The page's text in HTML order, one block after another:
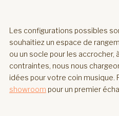
Les configurations possibles
souhaitiez un espace de
ou un socle pour les accrocher,
contraintes, nous nous
idées pour votre coin musique.
showroom pour un premier